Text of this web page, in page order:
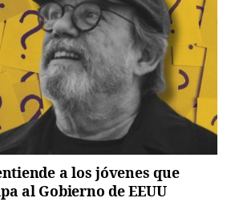
a los jóvenes que
al Gobierno de EEUU